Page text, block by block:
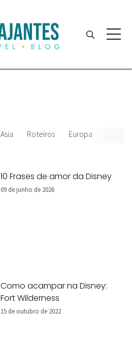
Asia Roteiros Europa
10 Frases de amor da Disney
09 de junho de 2026
Como acampar na Disney:
Fort Wilderness
15 de outubro de 2022